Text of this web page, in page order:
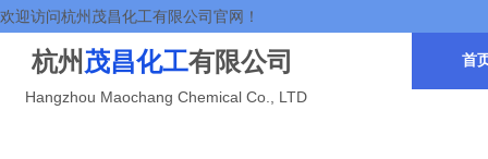
杭州 茂昌化工有限公司
Hangzhou Maochang Chemical Co., LTD
欢迎访问杭州茂昌化工有限公司官网！
首